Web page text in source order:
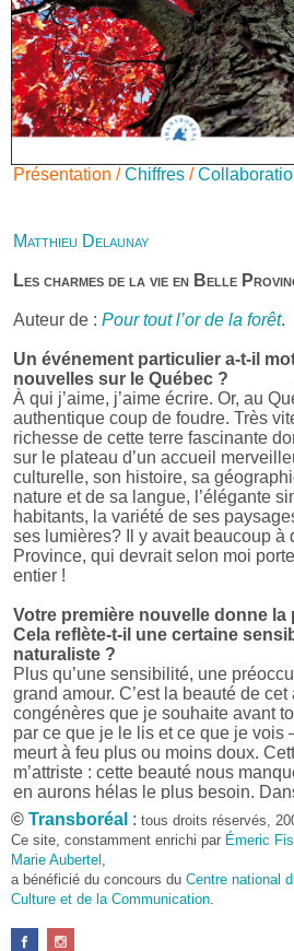
Présentation /Chiffres /
Matthieu Delaunay
Les charmes de la vie en Belle
Auteur de : Pour tout l’or de la forêt.
Un événement particulier a-t-il
nouvelles sur le Québec ?
À qui j’aime, j’aime écrire. Or, au
authentique coup de foudre. Très
richesse de cette terre fascinante
sur le plateau d’un accueil
culturelle, son histoire, sa
nature et de sa langue, l’élégante
habitants, la variété de ses
ses lumières? Il y avait beaucoup à
Province, qui devrait selon moi
entier !
Votre première nouvelle donne la
Cela reflète-t-il une certaine
naturaliste ?
Plus qu’une sensibilité, une
grand amour. C’est la beauté de
congénères que je souhaite avant
par ce que je le lis et ce que je vois
meurt à feu plus ou moins doux.
m’attriste : cette beauté nous
en aurons hélas le plus besoin.
j’avais pris goût à me mettre dans la
l’intérêt de l’exercice littéraire, il
être un bon moyen pour
Pourquoi avoir choisi le format
qu’un autre ?
D’abord parce que j’aime
© Transboréal : tous droits réservés,
Ce site, constamment enrichi par Émeric
Marie Aubertel
a bénéficié du concours du Centre national
Culture et de la Communication